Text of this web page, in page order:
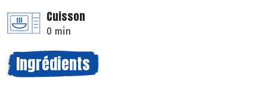
Cuisson
0 min
Ingrédients